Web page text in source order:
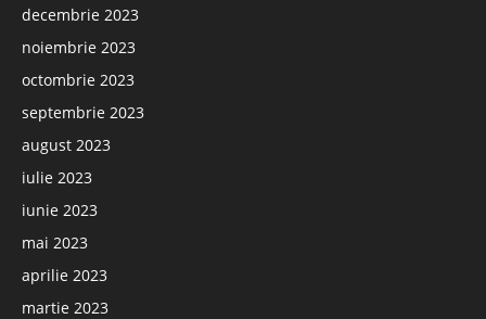
decembrie 2023
noiembrie 2023
octombrie 2023
septembrie 2023
august 2023
iulie 2023
iunie 2023
mai 2023
aprilie 2023
martie 2023